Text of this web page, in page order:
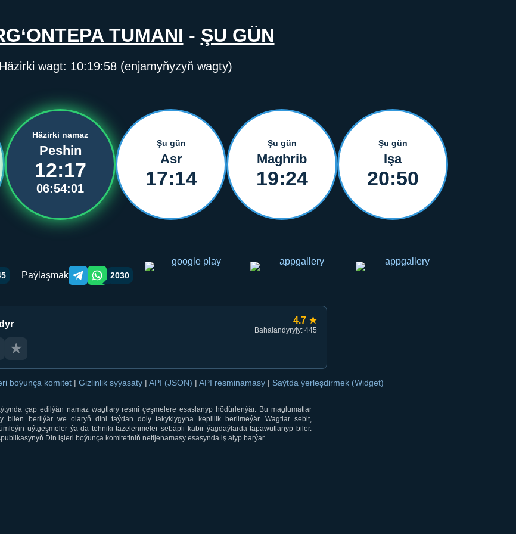
TUMANI - ŞU GÜN
Häzirki wagt: 10:19:58 (enjamyňyzyň wagty)
Häzirki namaz
Peshin
12:17
06:54:01
Şu gün
Asr
17:14
Şu gün
Maghrib
19:24
Şu gün
Işa
20:50
Paýlaşmak Telegram orqali ulashish
WhatsApp orqali ulashish
2030
4.7 ★
Bahalandyryjy: 445
★
boýunça komitet | Gizlinlik syýasaty | API (JSON) | API resminamasy | Saýtda ýerleşdirmek (Widget)
çap edilýän namaz wagtlary resmi çeşmelere esaslanyp hödürlenýär. Bu maglumatlar
bilen berilýär we olaryň dini taýdan doly takyklygyna kepillik berilmeýär. Wagtlar sebit,
üýtgeşmeler ýa-da tehniki täzelenmeler sebäpli käbir ýagdaýlarda tapawutlanyp biler.
Din işleri boýunça komitetiniň netijenamasy esasynda iş alyp barýar.